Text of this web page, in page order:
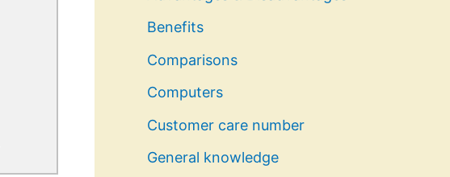
Benefits
Comparisons
Computers
Customer care number
General knowledge